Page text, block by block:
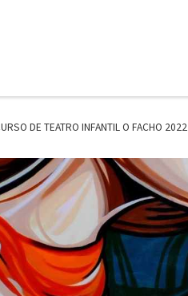
DE TEATRO INFANTIL O FACHO 2022